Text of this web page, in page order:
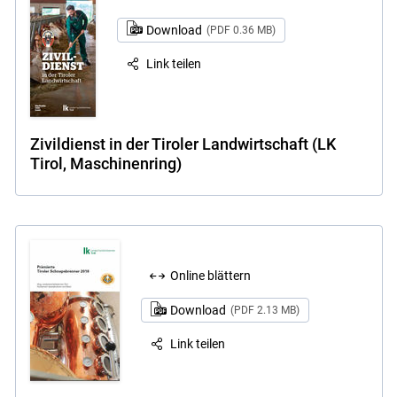
Download (PDF 0.36 MB)
Link teilen
Zivildienst in der Tiroler Landwirtschaft (LK
Tirol, Maschinenring)
Online blättern
Download (PDF 2.13 MB)
Link teilen